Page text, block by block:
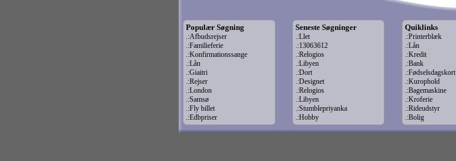
Populær Søgning Seneste Søgninger Quiklinks
.:Afbudsrejser
.:Familieferie
.:Konfirmationssange
.:Lån
.:Giaitri
.:Rejser
.:London
.:Samsø
.:Fly billet
.:Edbpriser
.:Llet
.:13063612
.:Relogios
.:Libyen
.:Dort
.:Designet
.:Relogios
.:Libyen
.:Stumblepriyanka
.:Hobby
.:Printerblæk
.:Lån
.:Kredit
.:Bank
.:Fødselsdagskort
.:Kurophold
.:Bagemaskine
.:Kroferie
.:Rideudstyr
.:Bolig